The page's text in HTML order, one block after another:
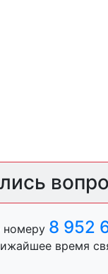
номеру 8 952
время